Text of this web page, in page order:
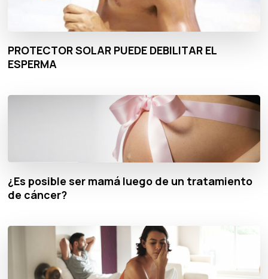
PROTECTOR SOLAR PUEDE DEBILITAR EL
ESPERMA
¿Es posible ser mamá luego de un tratamiento
de cáncer?